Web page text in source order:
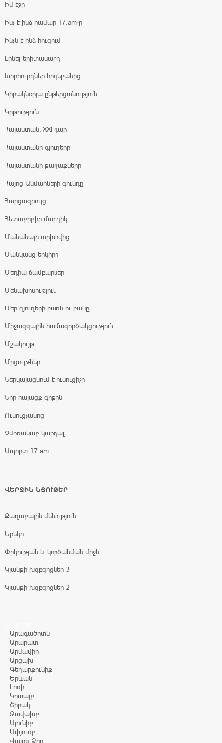
Իմ էջը
Ինչ է ինձ համար 17.am-ը
Ինչն է ինձ հուզում
Լինել երիտասարդ
Խորհուրդներ հոգեբանից
Կիրակնօրյա ընթերցանություն
Կրթություն
Հայաստան, XXI դար
Հայաստանի գյուղերը
Հայաստանի քաղաքները
Հայոց Անմահների գունդը
Հարցազրույց
Հետաքրքիր մարդիկ
Մանանայի արխիվից
Մանկանց երկիրը
Մեդիա ճամբարներ
Մենախոսություն
Մեր գյուղերի բառն ու բանը
Միջազգային համագործակցություն
Մշակույթ
Մրցույթներ
Ներկայացնում է ուսուցիչը
Նոր հայացք գրքին
Ուսուցչանոց
Չմոռանաք կարդալ
Սպորտ 17.am
ՎԵՐՋԻՆ ՆՅՈՒԹԵՐ
Քաղաքային մենություն
Երեկո
Փրկության և կործանման միջև
Կյանքի խզբզոցներ 3
Կյանքի խզբզոցներ 2
Արագածոտն
Արարատ
Արմավիր
Արցախ
Գեղարքունիք
Երևան
Լոռի
Կոտայք
Շիրակ
Ջավախք
Սյունիք
Սփյուռք
Վայոց Ձոր